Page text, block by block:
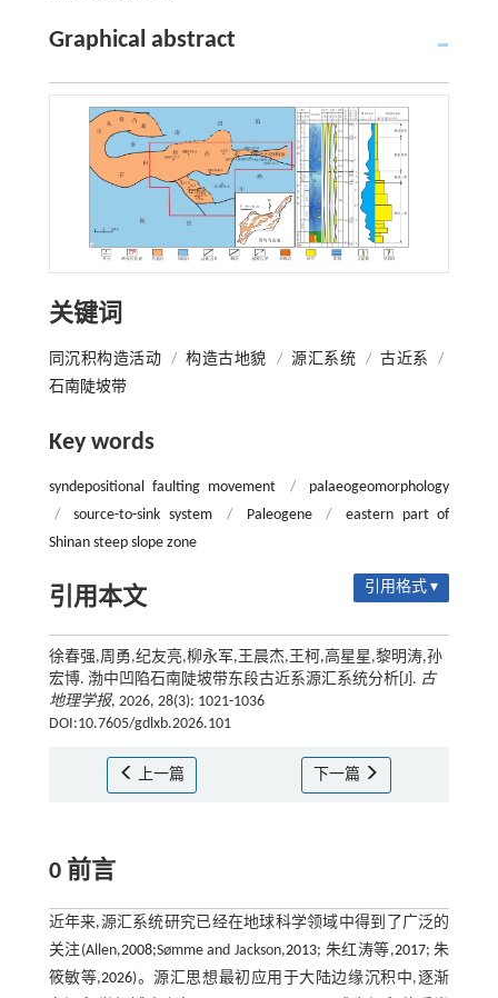
Graphical abstract
关键词
同沉积构造活动 / 构造古地貌 / 源汇系统 / 古近系
/
石南陡坡带
Key words
syndepositional faulting movement /
palaeogeomorphology
/
source-to-sink system / Paleogene /
eastern part of
Shinan steep slope zone
引用本文 引用格式 ▾
徐春强,周勇,纪友亮,柳永军,王晨杰,王柯,高星星,黎明涛,孙
宏博. 渤中凹陷石南陡坡带东段古近系源汇系统分析[J]. 古
地理学报, 2026, 28(3): 1021-1036
DOI:10.7605/gdlxb.2026.101
上一篇 下一篇
0 前言
近年来,源汇系统研究已经在地球科学领域中得到了广泛的
关注(Allen,2008;Sømme and Jackson,2013; 朱红涛等,2017; 朱
筱敏等,2026)。源汇思想最初应用于大陆边缘沉积中,逐渐